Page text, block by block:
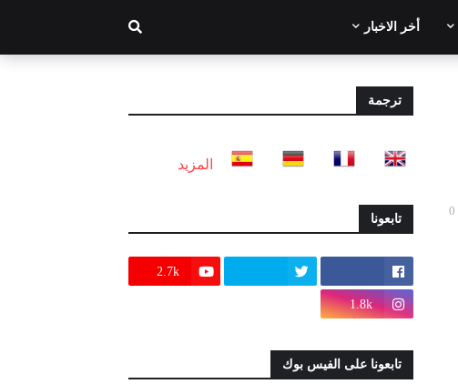
أخر الاخبار
0
ترجمة
المزيد
تابعونا
2.7k
1.8k
تابعونا على الفيس بوك